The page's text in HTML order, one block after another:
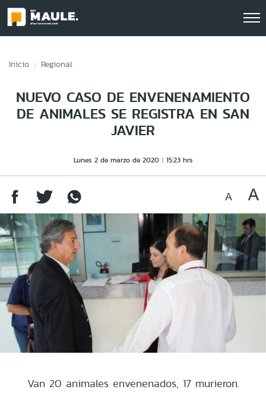
Inicio Regional
NUEVO CASO DE ENVENENAMIENTO
DE ANIMALES SE REGISTRA EN SAN
JAVIER
Lunes 2 de marzo de 2020 15:23 hrs
Van 20 animales envenenados, 17 murieron.